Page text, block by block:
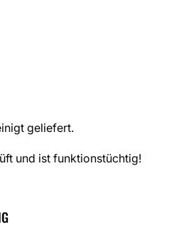
geliefert.
und ist funktionstüchtig!